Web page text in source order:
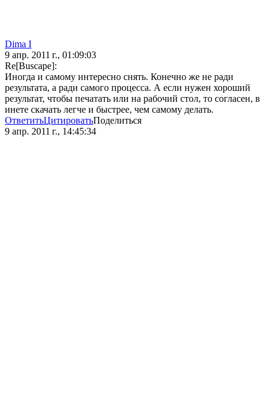
Dima I
9 апр. 2011 г., 01:09:03
Re[Buscape]:
Иногда и самому интересно снять. Конечно же не ради
результата, а ради самого процесса. А если нужен хороший
результат, чтобы печатать или на рабочий стол, то согласен, в
инете скачать легче и быстрее, чем самому делать.
ОтветитьЦитироватьПоделиться
9 апр. 2011 г., 14:45:34